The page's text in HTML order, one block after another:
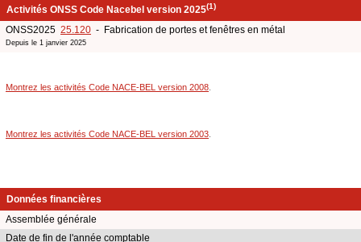
Activités ONSS Code Nacebel version 2025(1)
ONSS2025 25.120 - Fabrication de portes et fenêtres en métal
Depuis le 1 janvier 2025
Montrez les activités Code NACE-BEL version 2008
Montrez les activités Code NACE-BEL version 2003
Données financières
Assemblée générale
Date de fin de l'année comptable